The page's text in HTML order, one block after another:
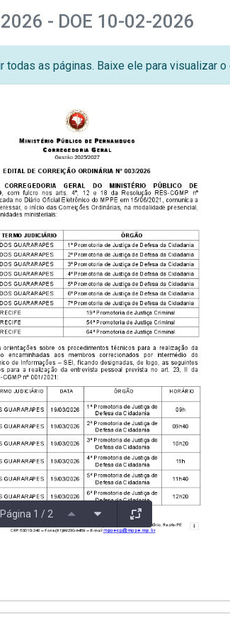
- DOE 10-02-2026
as páginas. Baixe ele para visualizar
Página 1 / 2